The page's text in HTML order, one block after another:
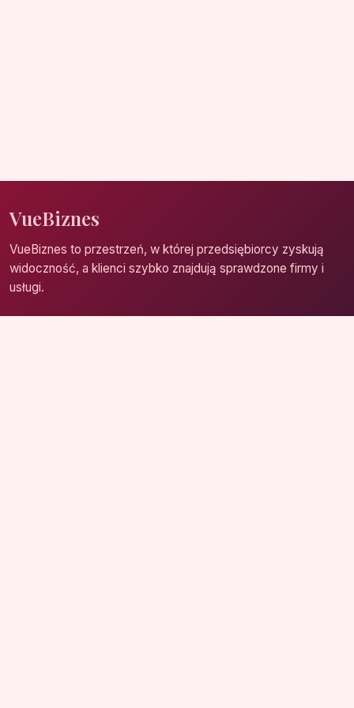
VueBiznes
VueBiznes to przestrzeń, w której przedsiębiorcy zyskują
widoczność, a klienci szybko znajdują sprawdzone firmy i
usługi.